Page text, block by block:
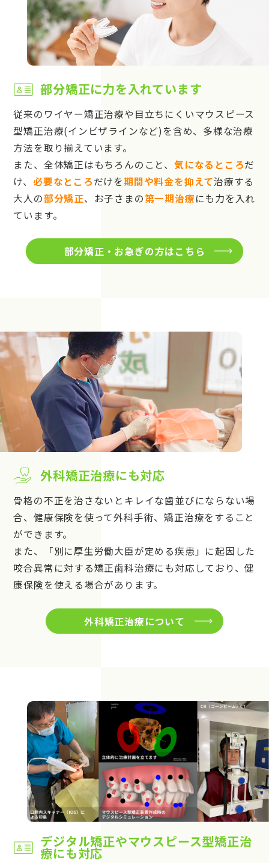
部分矯正に力を入れています
従来のワイヤー矯正治療や目立ちにくいマウスピース
型矯正治療(インビザラインなど)を含め、多様な治療
方法を取り揃えています。
また、全体矯正はもちろんのこと、 気になるところだ
け、 必要なところだけを期間や料金を抑えて治療する
大人の部分矯正、お子さまの第一期治療にも力を入れ
ています。
部分矯正・お急ぎの方はこちら
外科矯正治療にも対応
骨格の不正を治さないとキレイな歯並びにならない場
合、健康保険を使って外科手術、矯正治療をすること
ができます。
また、「別に厚生労働大臣が定める疾患」に起因した
咬合異常に対する矯正歯科治療にも対応しており、健
康保険を使える場合があります。
外科矯正治療について
デジタル矯正やマウスピース型矯正治
療にも対応